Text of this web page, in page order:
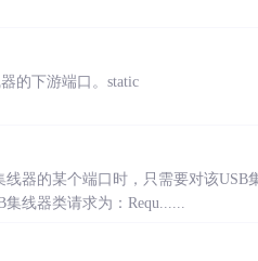
的下游端口。static
线器的某个端口时，只需要对该USB
集线器类请求为：Requ......